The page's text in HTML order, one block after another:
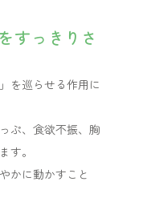
すっきりさ
を巡らせる作用に
ぷ、食欲不振、胸
す。
かに動かすこと